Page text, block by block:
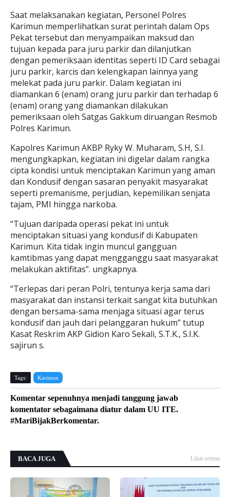
Saat melaksanakan kegiatan, Personel Polres
Karimun memperlihatkan surat perintah dalam Ops
Pekat tersebut dan menyampaikan maksud dan
tujuan kepada para juru parkir dan dilanjutkan
dengan pemeriksaan identitas seperti ID Card sebagai
juru parkir, karcis dan kelengkapan lainnya yang
melekat pada juru parkir. Dalam kegiatan ini
diamankan 6 (enam) orang juru parkir dan terhadap 6
(enam) orang yang diamankan dilakukan
pemeriksaan oleh Satgas Gakkum diruangan Resmob
Polres Karimun.
Kapolres Karimun AKBP Ryky W. Muharam, S.H, S.I.
mengungkapkan, kegiatan ini digelar dalam rangka
cipta kondisi untuk menciptakan Karimun yang aman
dan Kondusif dengan sasaran penyakit masyarakat
seperti premanisme, perjudian, kepemilikan senjata
tajam, PMI hingga narkoba.
“Tujuan daripada operasi pekat ini untuk
menciptakan situasi yang kondusif di Kabupaten
Karimun. Kita tidak ingin muncul gangguan
kamtibmas yang dapat mengganggu saat masyarakat
melakukan aktifitas”. ungkapnya.
“Terlepas dari peran Polri, tentunya kerja sama dari
masyarakat dan instansi terkait sangat kita butuhkan
dengan bersama-sama menjaga situasi agar terus
kondusif dan jauh dari pelanggaran hukum” tutup
Kasat Reskrim AKP Gidion Karo Sekali, S.T.K., S.I.K.
sajirun s.
Tags: Karimun
Komentar sepenuhnya menjadi tanggung jawab
komentator sebagaimana diatur dalam UU ITE.
#MariBijakBerkomentar.
BACA JUGA Lihat semua